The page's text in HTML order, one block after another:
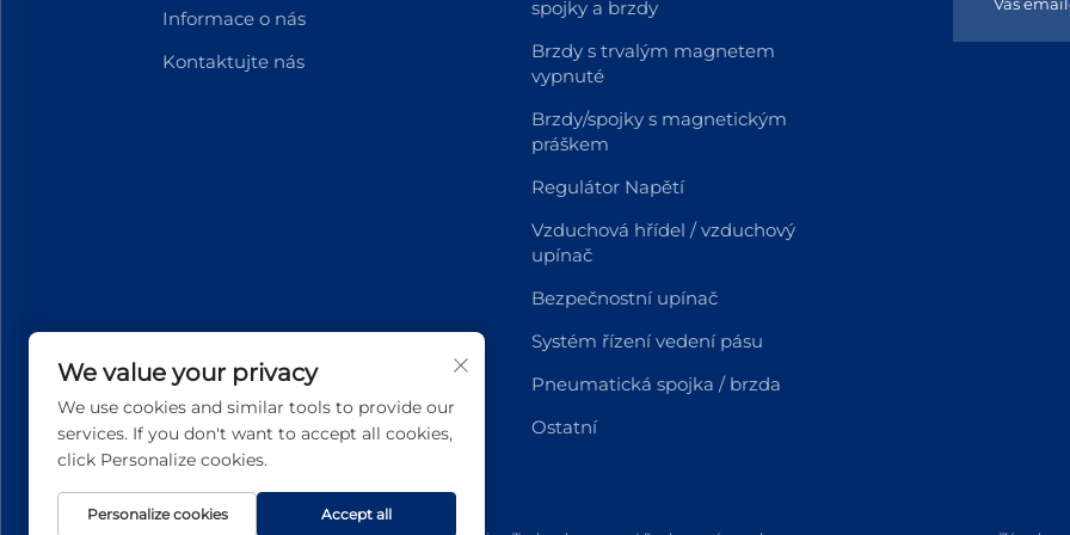
Informace o nás
Kontaktujte nás
spojky a brzdy
Brzdy s trvalým magnetem
vypnuté
Brzdy/spojky s magnetickým
práškem
Regulátor Napětí
Vzduchová hřídel / vzduchový
upínač
Bezpečnostní upínač
Systém řízení vedení pásu
Pneumatická spojka / brzda
Ostatní
We value your privacy
We use cookies and similar tools to provide our
services. If you don't want to accept all cookies,
click Personalize cookies.
Personalize cookies Accept all